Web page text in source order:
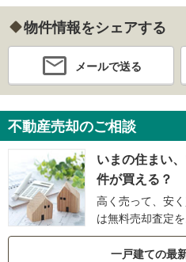
物件情報をシェアする
メールで送る
不動産売却のご相談
いまの住まい
件が買える？
高く売って、安
は無料売却査定
一戸建ての最